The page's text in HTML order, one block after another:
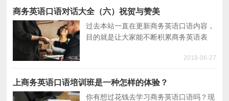
商务英语口语对话大全（六）祝贺与赞美
过去本站一直在更新商务英语口语内容，
目的就是让大家能不断积累商务英语表
不多说，下面是今天给大家更新的商务英
语口语大全。
2018-06-27
上商务英语口语培训班是一种怎样的体验？
你有想过花钱去学习商务英语口语吗？现